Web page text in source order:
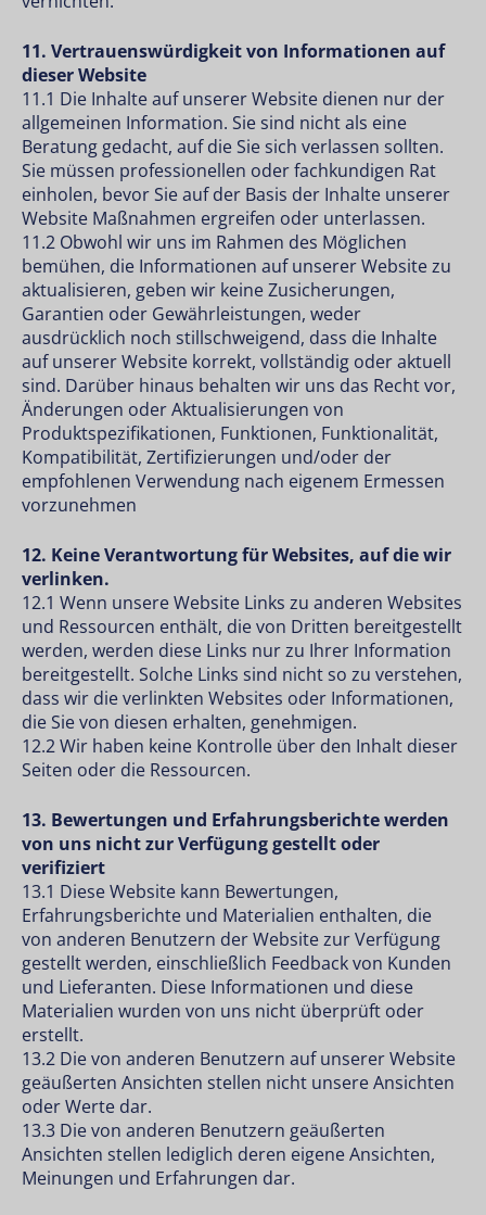
11. Vertrauenswürdigkeit von Informationen auf
dieser Website
11.1 Die Inhalte auf unserer Website dienen nur der
allgemeinen Information. Sie sind nicht als eine
Beratung gedacht, auf die Sie sich verlassen sollten.
Sie müssen professionellen oder fachkundigen Rat
einholen, bevor Sie auf der Basis der Inhalte unserer
Website Maßnahmen ergreifen oder unterlassen.
11.2 Obwohl wir uns im Rahmen des Möglichen
bemühen, die Informationen auf unserer Website zu
aktualisieren, geben wir keine Zusicherungen,
Garantien oder Gewährleistungen, weder
ausdrücklich noch stillschweigend, dass die Inhalte
auf unserer Website korrekt, vollständig oder aktuell
sind. Darüber hinaus behalten wir uns das Recht vor,
Änderungen oder Aktualisierungen von
Produktspezifikationen, Funktionen, Funktionalität,
Kompatibilität, Zertifizierungen und/oder der
empfohlenen Verwendung nach eigenem Ermessen
vorzunehmen
12. Keine Verantwortung für Websites, auf die wir
verlinken.
12.1 Wenn unsere Website Links zu anderen Websites
und Ressourcen enthält, die von Dritten bereitgestellt
werden, werden diese Links nur zu Ihrer Information
bereitgestellt. Solche Links sind nicht so zu verstehen,
dass wir die verlinkten Websites oder Informationen,
die Sie von diesen erhalten, genehmigen.
12.2 Wir haben keine Kontrolle über den Inhalt dieser
Seiten oder die Ressourcen.
13. Bewertungen und Erfahrungsberichte werden
von uns nicht zur Verfügung gestellt oder
verifiziert
13.1 Diese Website kann Bewertungen,
Erfahrungsberichte und Materialien enthalten, die
von anderen Benutzern der Website zur Verfügung
gestellt werden, einschließlich Feedback von Kunden
und Lieferanten. Diese Informationen und diese
Materialien wurden von uns nicht überprüft oder
erstellt.
13.2 Die von anderen Benutzern auf unserer Website
geäußerten Ansichten stellen nicht unsere Ansichten
oder Werte dar.
13.3 Die von anderen Benutzern geäußerten
Ansichten stellen lediglich deren eigene Ansichten,
Meinungen und Erfahrungen dar.